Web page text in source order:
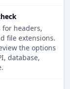
headers,
file extensions.
the options
database,